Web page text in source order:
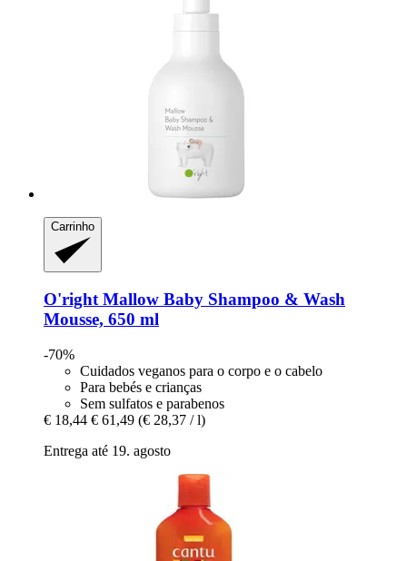
Carrinho
O'right Mallow Baby Shampoo & Wash
Mousse, 650 ml
-70%
Cuidados veganos para o corpo e o cabelo
Para bebés e crianças
Sem sulfatos e parabenos
€ 18,44 € 61,49 (€ 28,37 / l)
Entrega até 19. agosto